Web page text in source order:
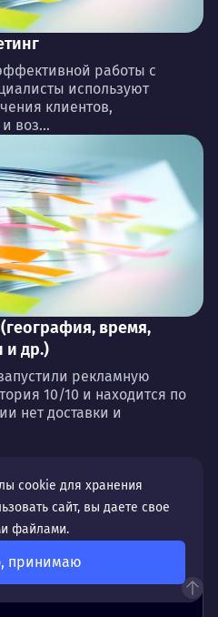
работы с
используют
клиентов,
воз...
время,
и др.)
рекламную
10/10 и находится по
нет доставки и
оптимизация
cookie для хранения
сайт, вы даете свое
файлами.
принимаю